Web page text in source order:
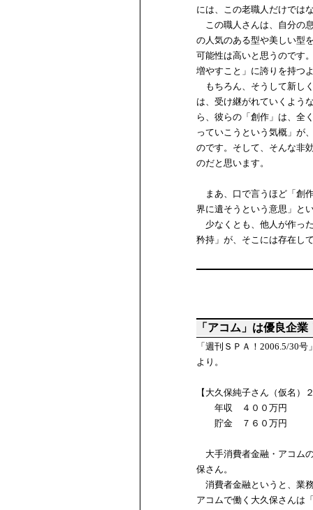
には、この老職人だけでは
この職人さんは、自分の
の人気のある型や美しい型
可能性は高いと思うのです
増やすこと」に誇りを持つ
もちろん、そうして新し
は、受け継がれていくよう
ら、彼らの「創作」は、全
っていこうという気概」が
のです。そして、そんな非
のだと思います。
まあ、口で言うほど「創
界に遺そうという意思」と
少なくとも、他人が作っ
矜持」が、そこには存在し
「アコム」は優良企業
「週刊ＳＰＡ！2006.5/30
より。
【大久保純子さん（仮名）
年収 ４００万円
貯金 ７６０万円
大手消費者金融・アコム
保さん。
消費者金融というと、業
アコムで働く大久保さんは